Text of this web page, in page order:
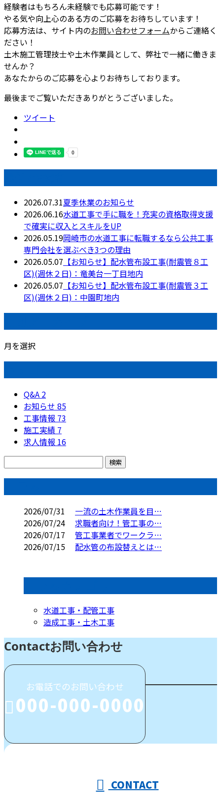
経験者はもちろん未経験でも応募可能です！
やる気や向上心のある方のご応募をお待ちしています！
応募方法は、サイト内のお問い合わせフォームからご連絡く
ださい！
土木施工管理技士や土木作業員として、弊社で一緒に働きま
せんか？
あなたからのご応募を心よりお待ちしております。
最後までご覧いただきありがとうございました。
ツイート
2026.07.31夏季休業のお知らせ
2026.06.16水道工事で手に職を！充実の資格取得支援
で確実に収入とスキルをUP
2026.05.19岡崎市の水道工事に転職するなら公共工事
専門会社を選ぶべき3つの理由
2026.05.07 【お知らせ】配水管布設工事(耐震管８工
区)(週休２日)：竜美台一丁目地内
2026.05.07 【お知らせ】配水管布設工事(耐震管３工
区)(週休２日)：中園町地内
月を選択
Q&A 2
お知らせ 85
工事情報 73
施工実績 7
求人情報 16
2026/07/31
一流の土木作業員を目…
2026/07/24
求職者向け！管工事の…
2026/07/17
管工事業者でワークラ…
2026/07/15
配水管の布設替えとは…
水道工事・配管工事
造成工事・土木工事
Contactお問い合わせ
お電話でのお問い合わせ
000-000-0000
CONTACT